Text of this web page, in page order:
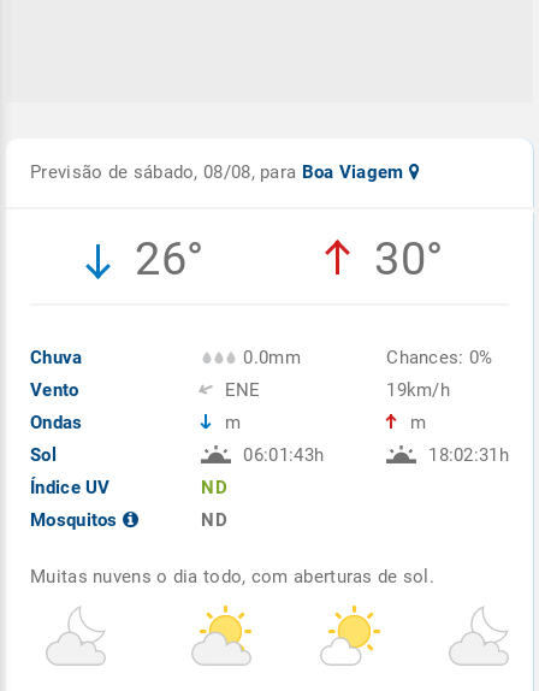
Previsão de sábado, 08/08, para Boa Viagem
26° 30°
Chuva
Vento
Ondas
Sol
Índice UV
Mosquitos
0.0mm
ENE
m
06:01:43h
ND
ND
Chances: 0%
19km/h
m
18:02:31h
Muitas nuvens o dia todo, com aberturas de sol.